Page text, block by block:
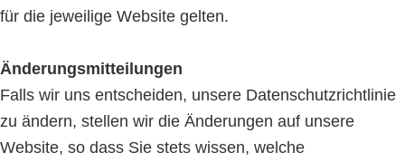
für die jeweilige Website gelten.
Änderungsmitteilungen
Falls wir uns entscheiden, unsere Datenschutzrichtlinie
zu ändern, stellen wir die Änderungen auf unsere
Website, so dass Sie stets wissen, welche